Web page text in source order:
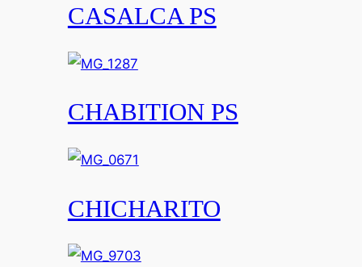
CASALCA PS
CHABITION PS
CHICHARITO